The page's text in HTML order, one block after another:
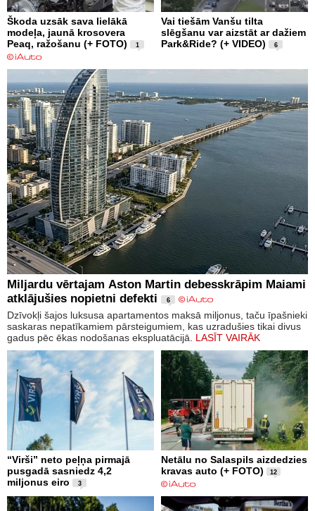
Škoda uzsāk sava lielākā
modeļa, jaunā krosovera
Peaq, ražošanu (+ FOTO)
1
Vai tiešām Vanšu tilta
slēgšanu var aizstāt ar dažiem
Park&Ride? (+ VIDEO)
6
Miljardu vērtajam Aston Martin debesskrāpim Maiami
atklājušies nopietni defekti
6
Dzīvokļi šajos luksusa apartamentos maksā miljonus, taču īpašnieki
saskaras nepatīkamiem pārsteigumiem, kas uzradušies tikai divus
gadus pēc ēkas nodošanas ekspluatācijā. LASĪT VAIRĀK
“Virši” neto peļņa pirmajā
pusgadā sasniedz 4,2
miljonus eiro
3
Netālu no Salaspils aizdedzies
kravas auto (+ FOTO)
12